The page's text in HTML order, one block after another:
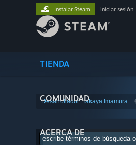
TIENDA
COMUNIDAD
ACERCA DE
Instalar Steam iniciar sesión
Desarrollador: Takaya Imamura